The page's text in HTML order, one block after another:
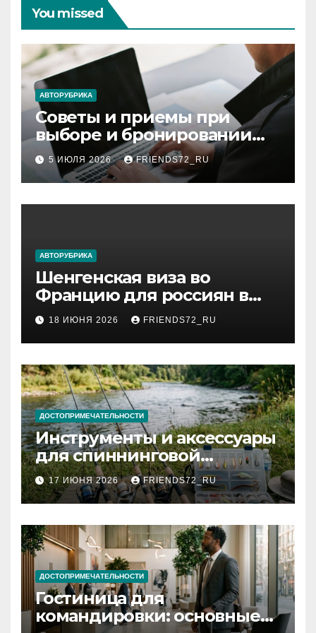
You missed
АВТОРУБРИКА
Советы и приемы при
выборе и бронировании
авиабилетов
5 ИЮЛЯ 2026 FRIENDS72_RU
АВТОРУБРИКА
Шенгенская виза во
Францию для россиян в
2026 году: сроки от 3 дней
и список необходимых
документов
18 ИЮНЯ 2026 FRIENDS72_RU
ДОСТОПРИМЕЧАТЕЛЬНОСТИ
Инструменты и аксессуары
для спиннинговой
рыбалки: назначение и
типы
17 ИЮНЯ 2026 FRIENDS72_RU
ДОСТОПРИМЕЧАТЕЛЬНОСТИ
Гостиница для
командировки: основные